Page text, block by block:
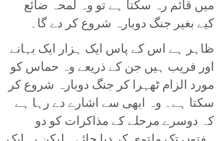
میں قائم رہ سکتا ہے تو وہ لمحہ ضائع
کیے بغیر جنگ دوبارہ شروع کر دے گا۔
ظاہر ہے اس کے پاس ایک ہزار ایک بہانے
اور فریب ہیں جن کے ذریعے وہ حماس کو
مورد الزام ٹھہرا کر جنگ دوبارہ شروع کر
سکتا ہے۔ وہ ابھی سے اشارے دے رہا ہے
کہ دوسرے مرحلے کے مذاکرات کو دو